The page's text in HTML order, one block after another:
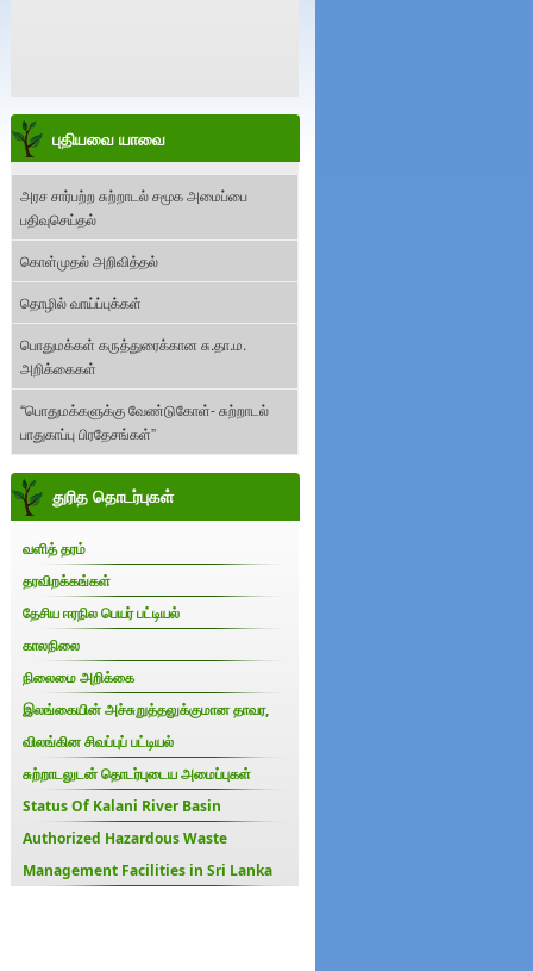
புதியவை யாவை
அரச சார்பற்ற சுற்றாடல் சமூக அமைப்பை
பதிவுசெய்தல்
கொள்முதல் அறிவித்தல்
தொழில் வாய்ப்புக்கள்
பொதுமக்கள் கருத்துரைக்கான சு.தா.ம.
அறிக்கைகள்
“பொதுமக்களுக்கு வேண்டுகோள்- சுற்றாடல்
பாதுகாப்பு பிரதேசங்கள்”
துரித தொடர்புகள்
வளித் தரம்
தரவிறக்கங்கள்
தேசிய ஈரநில பெயர் பட்டியல்
காலநிலை
நிலைமை அறிக்கை
இலங்கையின் அச்சுறுத்தலுக்குமான தாவர,
விலங்கின சிவப்புப் பட்டியல்
சுற்றாடலுடன் தொடர்புடைய அமைப்புகள்
Status Of Kalani River Basin
Authorized Hazardous Waste
Management Facilities in Sri Lanka